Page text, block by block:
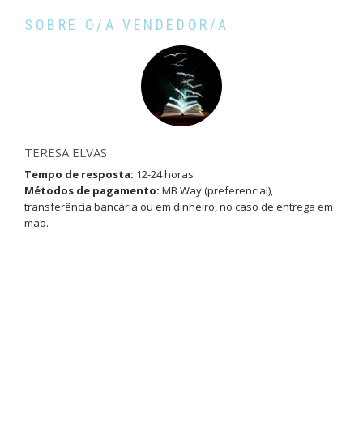
SOBRE O/A VENDEDOR/A
TERESA ELVAS
Tempo de resposta: 12-24 horas
Métodos de pagamento: MB Way (preferencial),
transferência bancária ou em dinheiro, no caso de entrega em
mão.